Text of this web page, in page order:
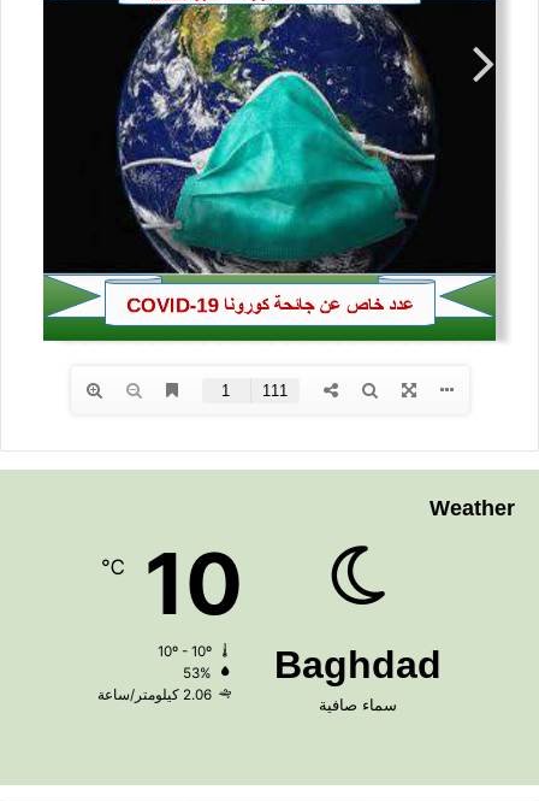
Weather
Baghdad
سماء صافية
10
℃
53%
2.06 كيلومتر/ساعة